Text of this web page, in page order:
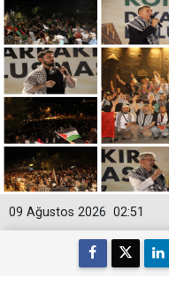
02:51
09 Ağustos 2026